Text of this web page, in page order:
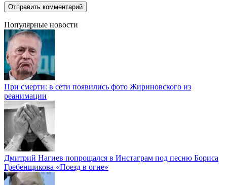
Популярные новости
При смерти: в сети появились фото Жириновского из
реанимации
Дмитрий Нагиев попрощался в Инстаграм под песню Бориса
Гребенщикова «Поезд в огне»